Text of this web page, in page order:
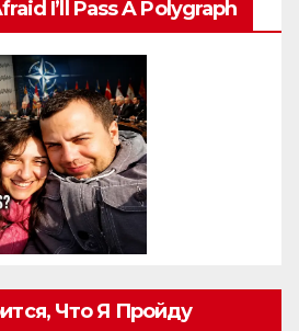
I’ll Pass A Polygraph
Что Я Пройду